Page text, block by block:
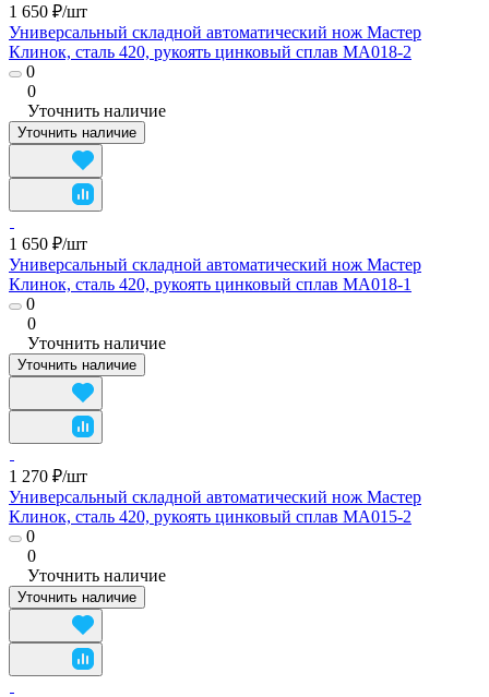
1 650 ₽/шт
Универсальный складной автоматический нож Мастер
Клинок, сталь 420, рукоять цинковый сплав MA018-2
0
0
Уточнить наличие
Уточнить наличие
1 650 ₽/шт
Универсальный складной автоматический нож Мастер
Клинок, сталь 420, рукоять цинковый сплав MA018-1
0
0
Уточнить наличие
Уточнить наличие
1 270 ₽/шт
Универсальный складной автоматический нож Мастер
Клинок, сталь 420, рукоять цинковый сплав MA015-2
0
0
Уточнить наличие
Уточнить наличие